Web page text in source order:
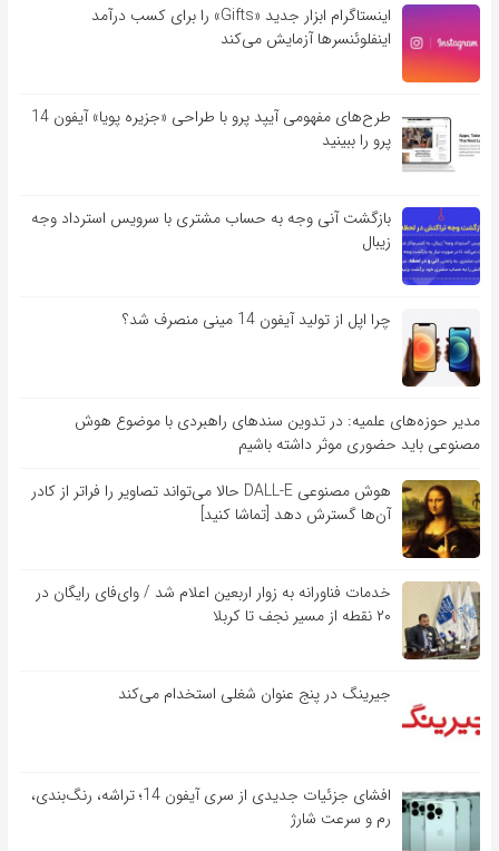
اینستاگرام ابزار جدید «Gifts» را برای کسب درآمد
اینفلوئنسرها آزمایش می‌کند
طرح‌های مفهومی آیپد پرو با طراحی «جزیره پویا» آیفون 14
پرو را ببینید
بازگشت آنی وجه به حساب مشتری با سرویس استرداد وجه
زیبال
چرا اپل از تولید آیفون 14 مینی منصرف شد؟
مدیر حوزه‌های علمیه: در تدوین سندهای راهبردی با موضوع هوش
مصنوعی باید حضوری موثر داشته باشیم
هوش مصنوعی DALL-E حالا می‌تواند تصاویر را فراتر از کادر
آن‌ها گسترش دهد [تماشا کنید]
خدمات فناورانه به زوار اربعین اعلام شد / وای‌فای رایگان در
۲۰ نقطه از مسیر نجف تا کربلا
جیرینگ در پنج عنوان شغلی استخدام می‌کند
افشای جزئیات جدیدی از سری آیفون 14؛ تراشه، رنگ‌بندی،
رم و سرعت شارژ